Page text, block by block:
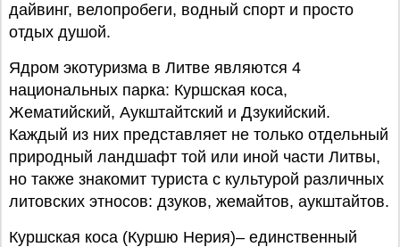
дайвинг, велопробеги, водный спорт и просто
отдых душой.
Ядром экотуризма в Литве являются 4
национальных парка: Куршская коса,
Жематийский, Аукштайтский и Дзукийский.
Каждый из них представляет не только отдельный
природный ландшафт той или иной части Литвы,
но также знакомит туриста с культурой различных
литовских этносов: дзуков, жемайтов, аукштайтов.
Куршская коса (Куршю Нерия)– единственный